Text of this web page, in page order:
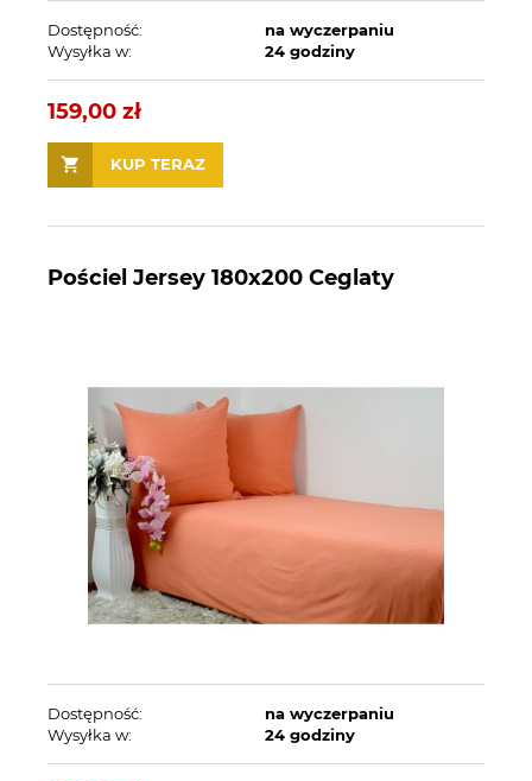
Dostępność:
na wyczerpaniu
Wysyłka w:
24 godziny
159,00 zł
KUP TERAZ
Pościel Jersey 180x200 Ceglaty
Dostępność:
na wyczerpaniu
Wysyłka w:
24 godziny